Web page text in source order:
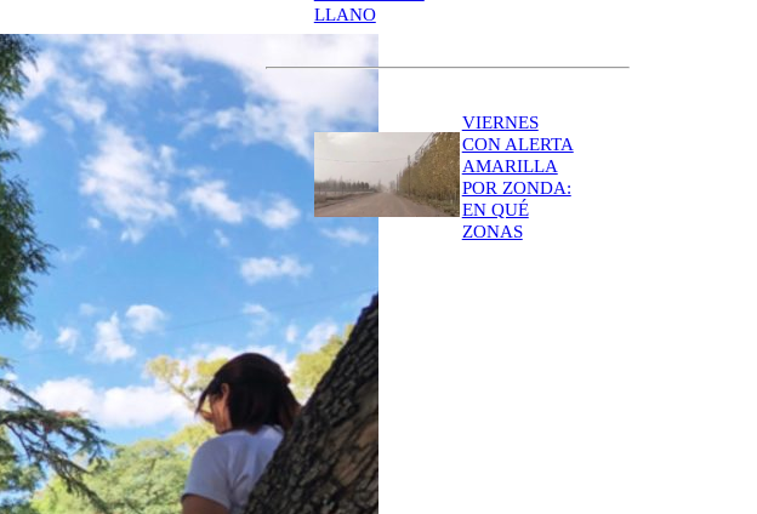
LLANO
VIERNES
CON ALERTA
AMARILLA
POR ZONDA:
EN QUÉ
ZONAS